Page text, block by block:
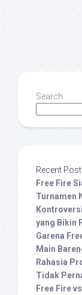
Search
Recent
Free Fire
Turnamen
yang Bikin
Garena
Main
Rahasia
Tidak
Free Fire